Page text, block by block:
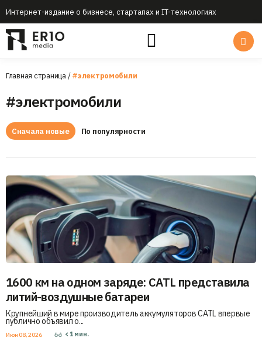
Интернет-издание о бизнесе, стартапах и IT-технологиях
Главная страница/#электромобили
#электромобили
Сначала новые По популярности
1600 км на одном заряде: CATL представила
литий-воздушные батареи
Крупнейший в мире производитель аккумуляторов CATL впервые
публично объявил о...
Июн 08, 2026 < 1 мин.